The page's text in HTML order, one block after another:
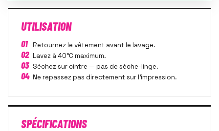
UTILISATION
01 Retournez le vêtement avant le lavage.
02 Lavez à 40°C maximum.
03 Séchez sur cintre — pas de sèche-linge.
04 Ne repassez pas directement sur l'impression.
SPÉCIFICATIONS